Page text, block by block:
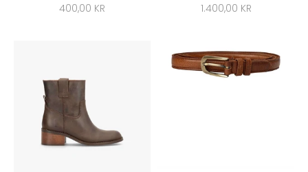
ANGEBOT
400,00 KR
ANGEBOT
1.400,00 KR